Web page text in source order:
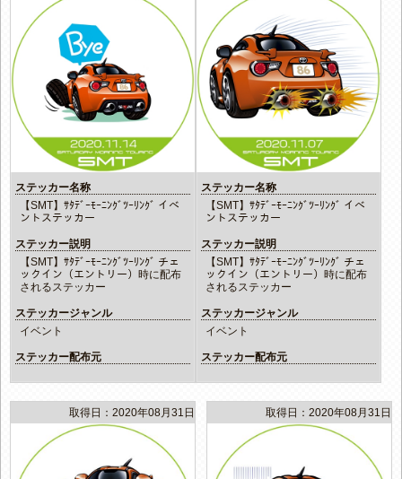
ステッカー名称
【SMT】ｻﾀﾃﾞｰﾓｰﾆﾝｸﾞﾂｰﾘﾝｸﾞ イベ
ントステッカー
ステッカー説明
【SMT】ｻﾀﾃﾞｰﾓｰﾆﾝｸﾞﾂｰﾘﾝｸﾞ チェ
ックイン（エントリー）時に配布
されるステッカー
ステッカージャンル
イベント
ステッカー配布元
ステッカー名称
【SMT】ｻﾀﾃﾞｰﾓｰﾆﾝｸﾞﾂｰﾘﾝｸﾞ イベ
ントステッカー
ステッカー説明
【SMT】ｻﾀﾃﾞｰﾓｰﾆﾝｸﾞﾂｰﾘﾝｸﾞ チェ
ックイン（エントリー）時に配布
されるステッカー
ステッカージャンル
イベント
ステッカー配布元
取得日：2020年08月31日 取得日：2020年08月31日